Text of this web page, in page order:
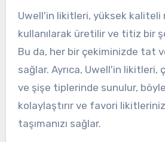
Uwell'in likitleri, yüksek kaliteli
kullanılarak üretilir ve titiz bir
Bu da, her bir çekiminizde tat
sağlar. Ayrıca, Uwell'in
ve şişe tiplerinde sunulur,
kolaylaştırır ve favori
taşımanızı sağlar.